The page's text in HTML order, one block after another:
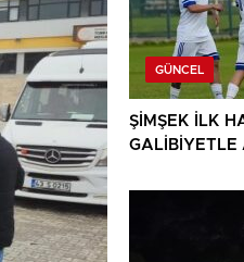
GÜNCEL
ŞİMŞEK İLK
GALİBİYETLE